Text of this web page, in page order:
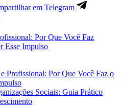
em Telegram
Profissional: Por Que Você Faz o
Sociais: Guia Prático